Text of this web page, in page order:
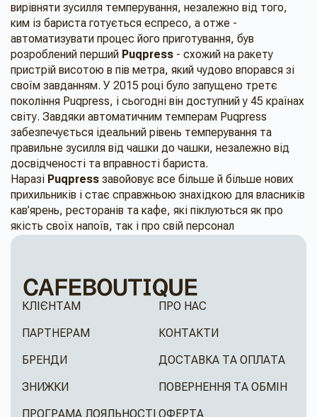
вирівняти зусилля темперування, незалежно від того,
ким із бариста готується еспресо, а отже -
автоматизувати процес його приготування, був
розроблений перший Puqpress - схожий на ракету
пристрій висотою в пів метра, який чудово впорався зі
своїм завданням. У 2015 році було запущено третє
покоління Puqpress, і сьогодні він доступний у 45 країнах
світу. Завдяки автоматичним темперам Puqpress
забезпечується ідеальний рівень темперування та
правильне зусилля від чашки до чашки, незалежно від
досвідченості та вправності бариста.
Наразі Puqpress завойовує все більше й більше нових
прихильників і стає справжньою знахідкою для власників
кав’ярень, ресторанів та кафе, які піклуються як про
якість своїх напоїв, так і про свій персонал
КЛІЄНТАМ
ПАРТНЕРАМ
БРЕНДИ
ЗНИЖКИ
ПРОГРАМА ЛОЯЛЬНОСТІ
ПРО НАС
КОНТАКТИ
ДОСТАВКА ТА ОПЛАТА
ПОВЕРНЕННЯ ТА ОБМІН
ОФЕРТА